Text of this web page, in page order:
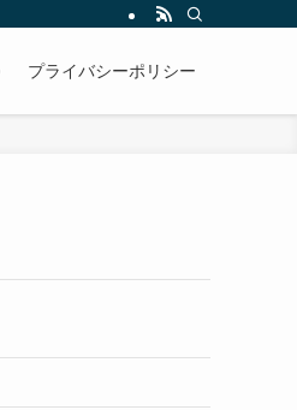
プライバシーポリシー